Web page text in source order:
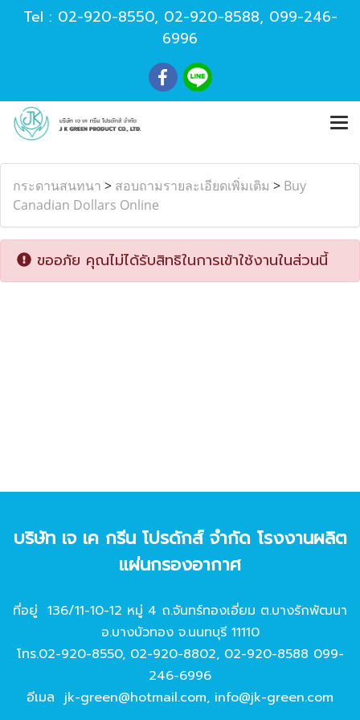
Tel : 02-920-8550, 02-920-8588, 099-246-
6996
กระดานสนทนา > สอบถามรายละเอียดเพิ่มเติม > Buy
Canadian Dollars Online
ขออภัย คุณไม่ได้รับสิทธิในการเข้าใช้งานในส่วนนี้
บริษัท เจ เค กรีน โปรดักส์ จํากัด โรงงานผลิต
แผ่นกรองอากาศ
ที่อยู่ 136/11-10-12 หมู่ 4 ถ.จันทร์ทองเอี่ยม ต.บางรักพัฒนา
อ.บางบัวทอง จ.นนทบุรี 11110
โทร.02-920-8550, 02-920-8802, 02-920-8588 099-
246-6996
อีเมล jk-green@hotmail.com, info@jk-green.com